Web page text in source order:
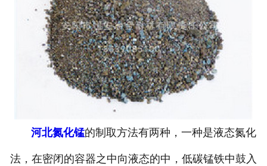
河北氮化锰的制取方法有两种，一种是液态氮化
法，在密闭的容器之中向液态的中，低碳锰铁中鼓入